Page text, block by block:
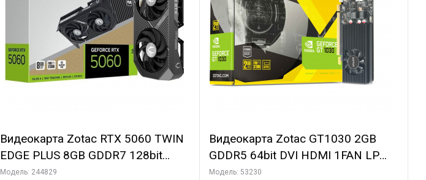
Видеокарта Zotac RTX 5060 TWIN
EDGE PLUS 8GB GDDR7 128bit
3xDP HDMI 2FAN MEDIUM PACK
Модель: 244829
Видеокарта Zotac GT1030 2GB
GDDR5 64bit DVI HDMI 1FAN LP
RTL
Модель: 53230